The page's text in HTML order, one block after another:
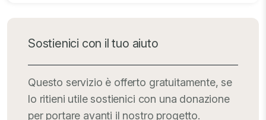
Sostienici con il tuo aiuto
Questo servizio è offerto gratuitamente, se
lo ritieni utile sostienici con una donazione
per portare avanti il nostro progetto.